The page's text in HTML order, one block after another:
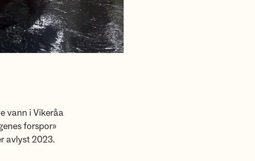
vann i Vikeråa
forspor»
avlyst 2023.